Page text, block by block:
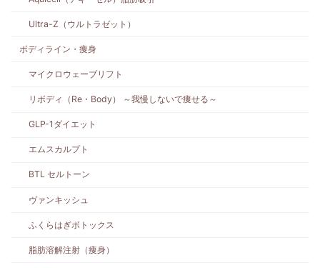
Ultra-Z（ウルトラゼット）
ボディライン・痩身
マイクロウェーブリフト
リボディ（Re・Body） ～我慢しないで痩せる～
GLP-1ダイエット
エムスカルプト
BTL セルトーン
ヴァンキッシュ
ふくらはぎボトックス
脂肪溶解注射（痩身）